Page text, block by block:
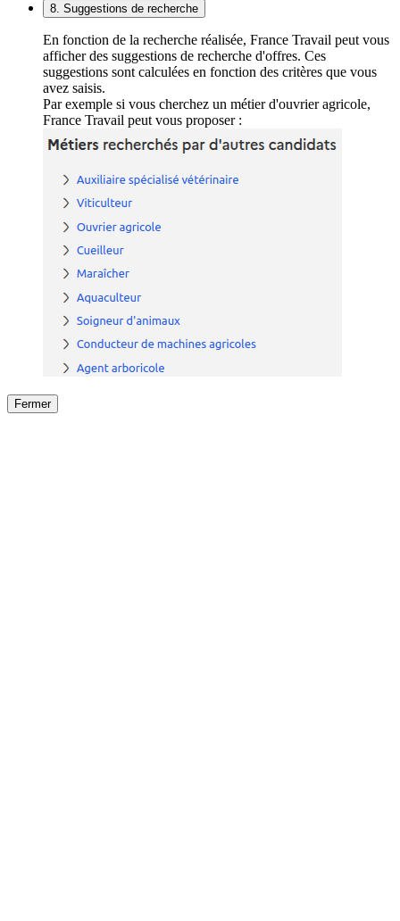
8. Suggestions de recherche
En fonction de la recherche réalisée, France Travail peut vous
afficher des suggestions de recherche d'offres. Ces
suggestions sont calculées en fonction des critères que vous
avez saisis.
Par exemple si vous cherchez un métier d'ouvrier agricole,
France Travail peut vous proposer :
Fermer